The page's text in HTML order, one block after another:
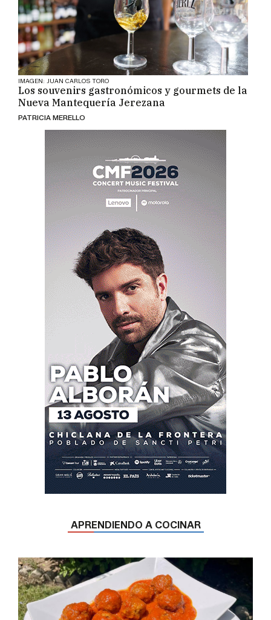
IMAGEN: JUAN CARLOS TORO
Los souvenirs gastronómicos y gourmets de la
Nueva Mantequería Jerezana
PATRICIA MERELLO
APRENDIENDO A COCINAR